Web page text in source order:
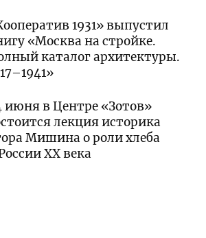
1931» выпустил
«Москва на стройке.
каталог архитектуры.
июня в Центре «Зотов»
лекция историка
Мишина о роли хлеба
XX века